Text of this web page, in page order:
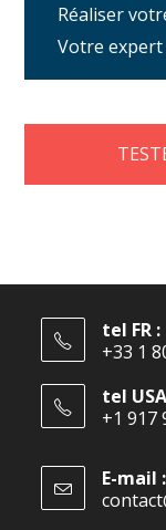
Réaliser
Votre expert
tel FR :
+33 1
tel
+1 917
E-mail :